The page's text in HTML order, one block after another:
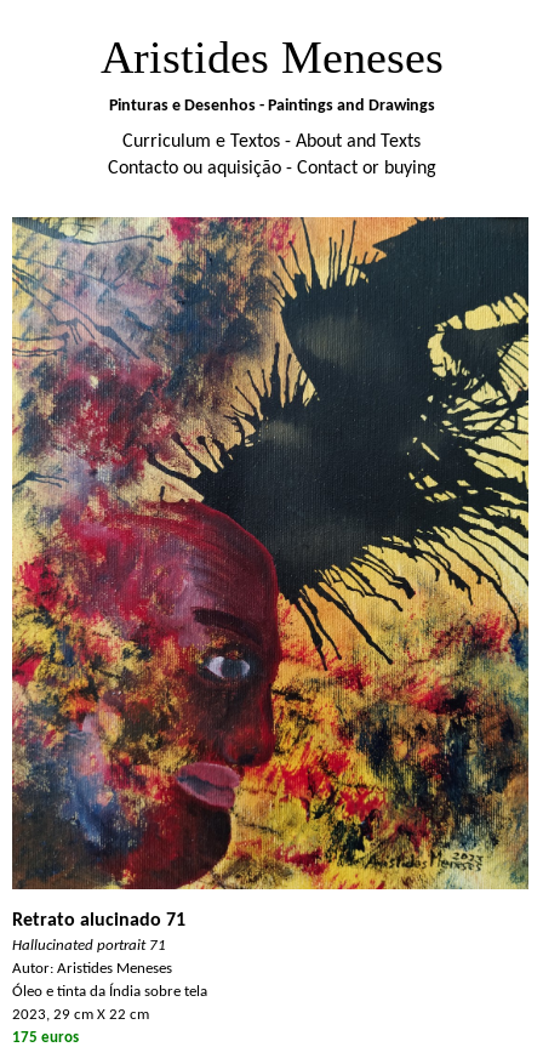
Aristides Meneses
Pinturas e Desenhos - Paintings and Drawings
Curriculum e Textos - About and Texts
Contacto ou aquisição - Contact or buying
Retrato alucinado 71
Hallucinated portrait 71
Autor: Aristides Meneses
Óleo e tinta da Índia sobre tela
2023, 29 cm X 22 cm
175 euros